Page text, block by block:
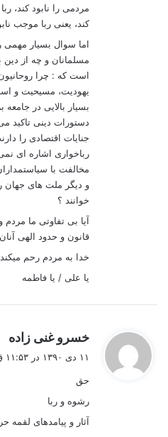
مردمی را نابود کند،
کند، یعنی ربا موجب
اما سوال بسيار مهمی
مسلمانان و چه از دین
است که : چرا روحانيون
یهودیت، مسيحيت و
بسيار بالایی در جامعه
دستورات دینی تاکيد
جنایات اقتصادی را
رباخواری اشاره ای
مخالفت با
و دیگر ملت های جهان
خوانند ؟
آیا بی تفاوتی ما
قانون و حدود الهی
خدا به مردم رحم
یا علی / یا فاطمه
خسرو غنی زاده
۱۱ دی ۱۳۹۰ در ۱۱:۵۳ ق٫ظ
حق
رشوه و ربا
آثار و پیامدهای لقمه